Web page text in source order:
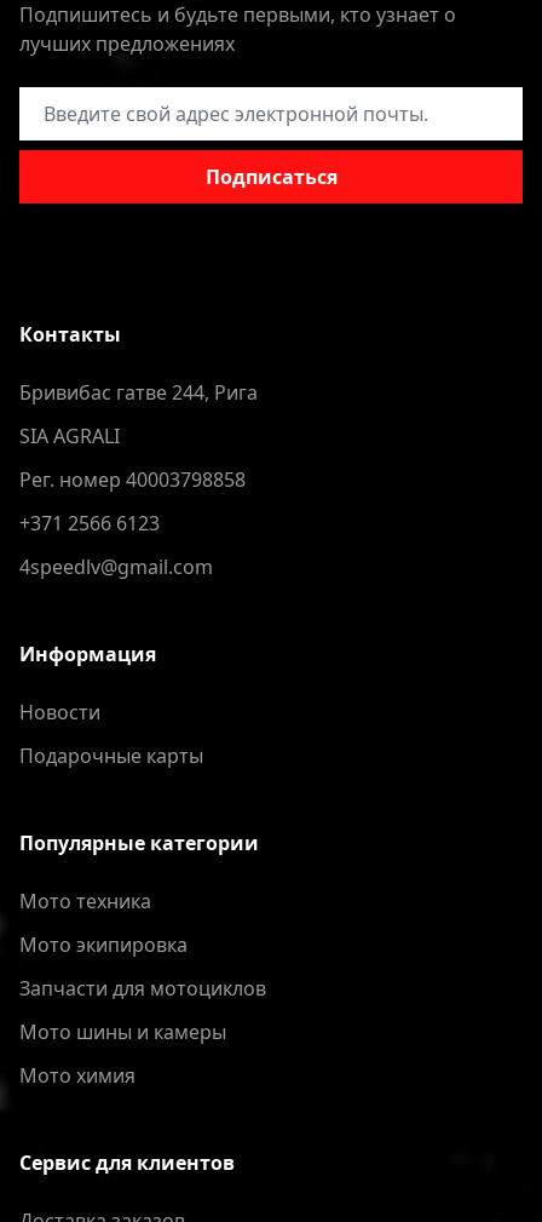
Подпишитесь и будьте первыми, кто узнает о
лучших предложениях
Адрес электронной почты
Подписаться
Контакты
Бривибас гатве 244, Рига
SIA AGRALI
Рег. номер 40003798858
+371 2566 6123
4speedlv@gmail.com
Информация
Новости
Подарочные карты
Популярные категории
Мото техника
Мото экипировка
Запчасти для мотоциклов
Мото шины и камеры
Мото химия
Сервис для клиентов